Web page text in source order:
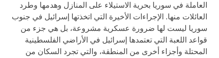
العاملة في سوريا بحرية الاستيلاء على المنازل وهدمها وطرد
العائلات منها. الإجراءات الأخيرة التي اتخذتها إسرائيل في جنوب
سوريا ليست لها ضرورة عسكرية مشروعة، بل هي جزء من
قواعد اللعبة التي تعتمدها إسرائيل في الأراضي الفلسطينية
المحتلة وأجزاء أخرى من المنطقة، والتي تجرد السكان من